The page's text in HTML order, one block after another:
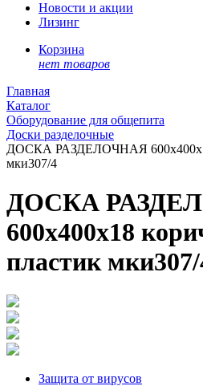
Новости и акции
Лизинг
Корзина
нет товаров
Главная
Каталог
Оборудование для общепита
Доски разделочные
ДОСКА РАЗДЕЛОЧНАЯ
мки307/4
ДОСКА
600х400х18
пластик
Защита от вирусов